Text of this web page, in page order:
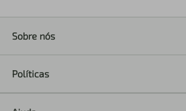
Sobre nós
Políticas